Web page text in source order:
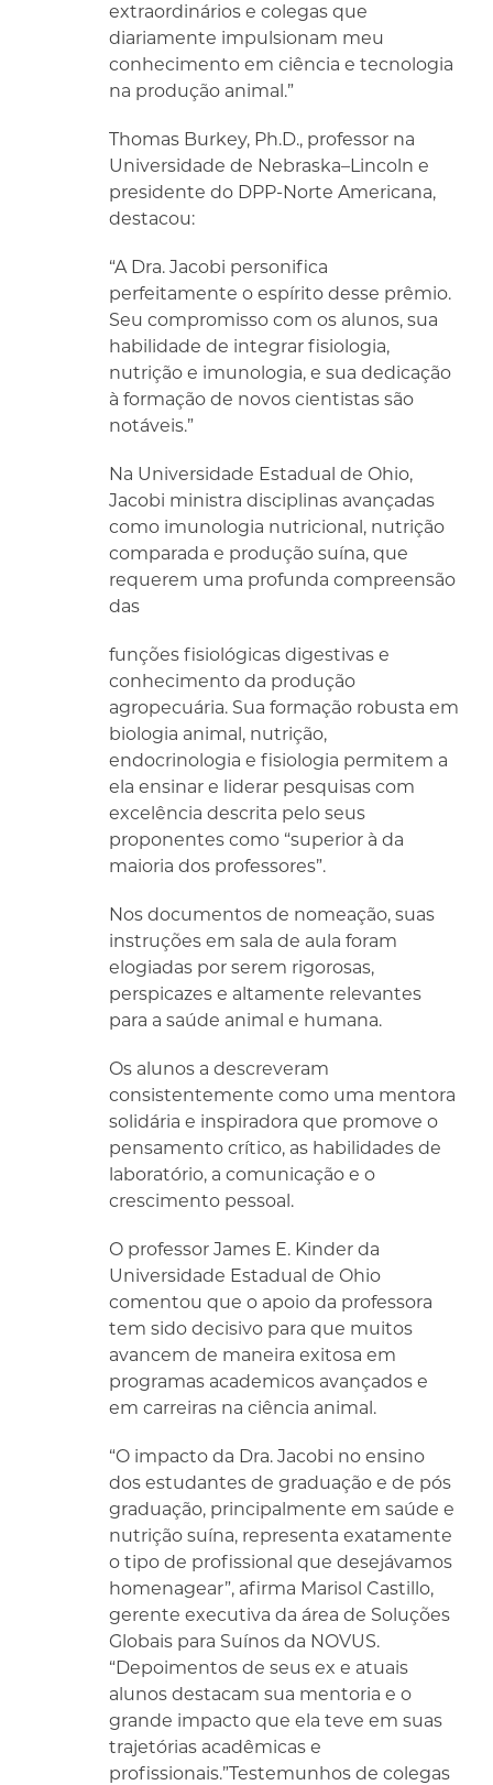
extraordinários e colegas que
diariamente impulsionam meu
conhecimento em ciência e tecnologia
na produção animal.”
Thomas Burkey, Ph.D., professor na
Universidade de Nebraska–Lincoln e
presidente do DPP-Norte Americana,
destacou:
“A Dra. Jacobi personifica
perfeitamente o espírito desse prêmio.
Seu compromisso com os alunos, sua
habilidade de integrar fisiologia,
nutrição e imunologia, e sua dedicação
à formação de novos cientistas são
notáveis.”
Na Universidade Estadual de Ohio,
Jacobi ministra disciplinas avançadas
como imunologia nutricional, nutrição
comparada e produção suína, que
requerem uma profunda compreensão
das
funções fisiológicas digestivas e
conhecimento da produção
agropecuária. Sua formação robusta em
biologia animal, nutrição,
endocrinologia e fisiologia permitem a
ela ensinar e liderar pesquisas com
excelência descrita pelo seus
proponentes como “superior à da
maioria dos professores”.
Nos documentos de nomeação, suas
instruções em sala de aula foram
elogiadas por serem rigorosas,
perspicazes e altamente relevantes
para a saúde animal e humana.
Os alunos a descreveram
consistentemente como uma mentora
solidária e inspiradora que promove o
pensamento crítico, as habilidades de
laboratório, a comunicação e o
crescimento pessoal.
O professor James E. Kinder da
Universidade Estadual de Ohio
comentou que o apoio da professora
tem sido decisivo para que muitos
avancem de maneira exitosa em
programas academicos avançados e
em carreiras na ciência animal.
“O impacto da Dra. Jacobi no ensino
dos estudantes de graduação e de pós
graduação, principalmente em saúde e
nutrição suína, representa exatamente
o tipo de profissional que desejávamos
homenagear”, afirma Marisol Castillo,
gerente executiva da área de Soluções
Globais para Suínos da NOVUS.
“Depoimentos de seus ex e atuais
alunos destacam sua mentoria e o
grande impacto que ela teve em suas
trajetórias acadêmicas e
profissionais.”Testemunhos de colegas